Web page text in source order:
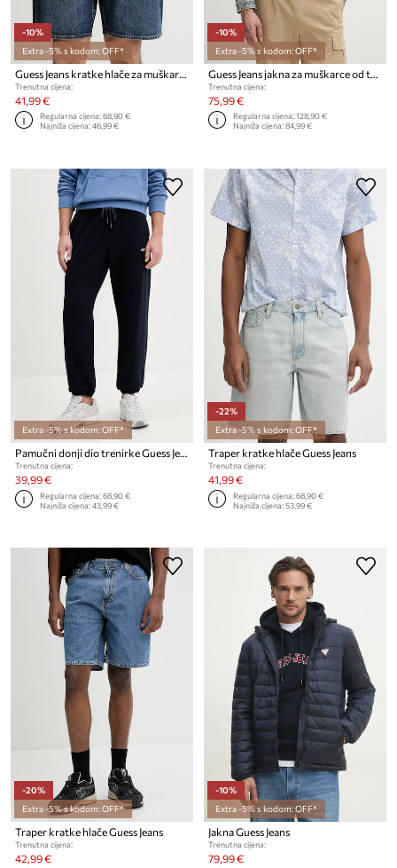
-10%
Extra -5% s kodom: OFF*
Trenutna cijena:
41,99 €
Regularna cijena:68,90 €
Najniža cijena:46,99 €
-10%
Extra -5% s kodom: OFF*
Trenutna cijena:
75,99 €
Regularna cijena:128,90 €
Najniža cijena:84,99 €
Extra -5% s kodom: OFF*
Pamučni donji dio trenirke Guess Jeans
Trenutna cijena:
39,99 €
Regularna cijena:68,90 €
Najniža cijena:43,99 €
-22%
Extra -5% s kodom: OFF*
Traper kratke hlače Guess Jeans
Trenutna cijena:
41,99 €
Regularna cijena:68,90 €
Najniža cijena:53,99 €
-20%
Extra -5% s kodom: OFF*
Traper kratke hlače Guess Jeans
Trenutna cijena:
42,99 €
-10%
Extra -5% s kodom: OFF*
Jakna Guess Jeans
Trenutna cijena:
79,99 €